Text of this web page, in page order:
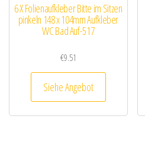
6 X Folienaufkleber Bitte im Sitzen
pinkeln 148 x 104mm Aufkleber
WC Bad Auf-517
€9.51
Siehe Angebot